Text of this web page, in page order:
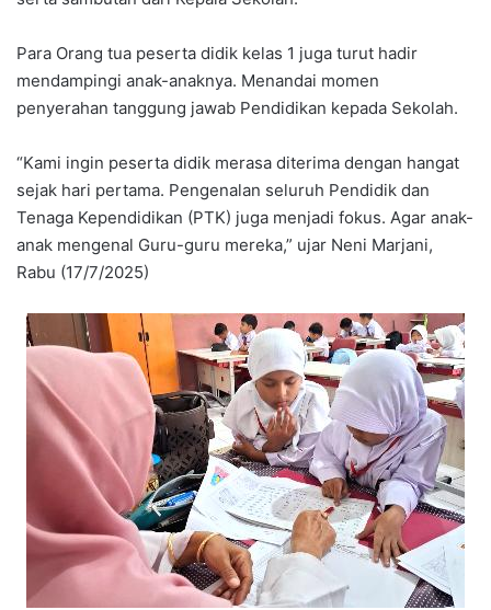
Para Orang tua peserta didik kelas 1 juga turut hadir
mendampingi anak-anaknya. Menandai momen
penyerahan tanggung jawab Pendidikan kepada Sekolah.
“Kami ingin peserta didik merasa diterima dengan hangat
sejak hari pertama. Pengenalan seluruh Pendidik dan
Tenaga Kependidikan (PTK) juga menjadi fokus. Agar anak-
anak mengenal Guru-guru mereka,” ujar Neni Marjani,
Rabu (17/7/2025)